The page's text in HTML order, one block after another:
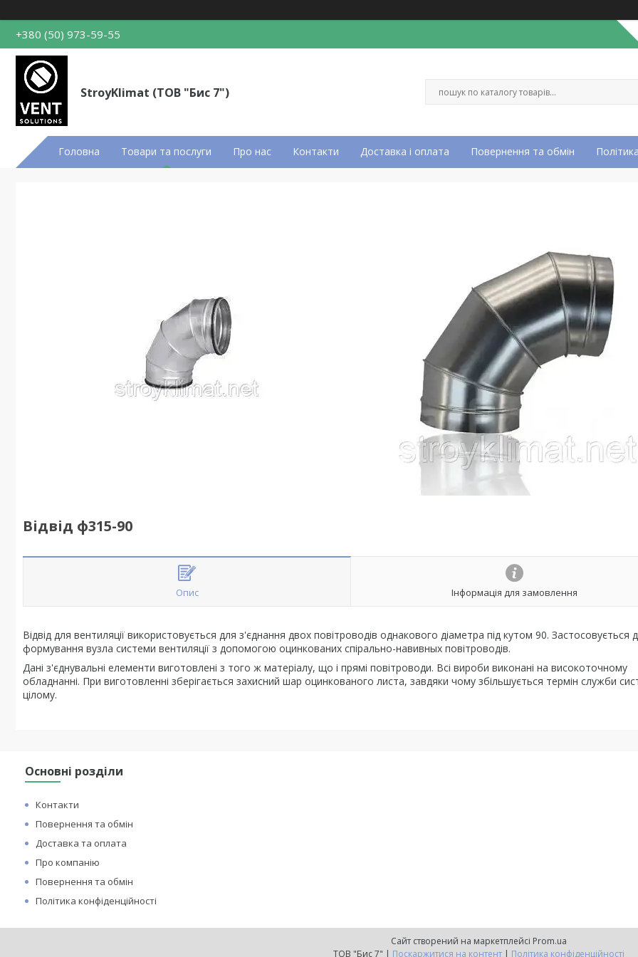
+380 (50) 973-59-55
StroyKlimat (ТОВ "Бис 7")
Головна Товари та послуги Про нас Контакти Доставка і оплата Повернення та обмін
Відвід ф315-90
Опис Інформація для замовлення
Відвід для вентиляції використовується для з'єднання двох повітроводів однакового діаметра під кутом 90. Застосовується
формування вузла системи вентиляції з допомогою оцинкованих спірально-навивных повітроводів.
Дані з'єднувальні елементи виготовлені з того ж матеріалу, що і прямі повітроводи. Всі вироби виконані на високоточному
обладнанні. При виготовленні зберігається захисний шар оцинкованого листа, завдяки чому збільшується термін служби
цілому.
Основні розділи
Контакти
Повернення та обмін
Доставка та оплата
Про компанію
Повернення та обмін
Політика конфіденційності
Сайт створений на маркетплейсі Prom.ua
ТОВ "Бис 7" | Поскаржитися на контент | Політика конфіденційності